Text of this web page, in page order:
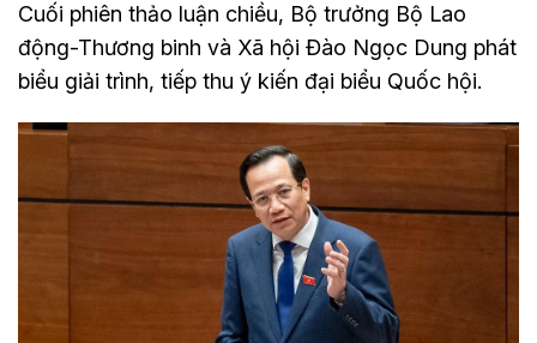
Cuối phiên thảo luận chiều, Bộ trưởng Bộ Lao
động-Thương binh và Xã hội Đào Ngọc Dung phát
biểu giải trình, tiếp thu ý kiến đại biểu Quốc hội.